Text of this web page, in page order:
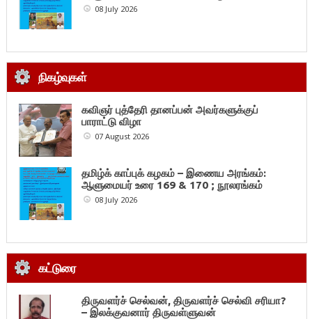
08 July 2026
நிகழ்வுகள்
கவிஞர் புத்தேரி தானப்பன் அவர்களுக்குப்
பாராட்டு விழா
07 August 2026
தமிழ்க் காப்புக் கழகம் – இணைய அரங்கம்:
ஆளுமையர் உரை 169 & 170 ; நூலரங்கம்
08 July 2026
கட்டுரை
திருவளர்ச் செல்வன், திருவளர்ச் செல்வி சரியா?
– இலக்குவனார் திருவள்ளுவன்